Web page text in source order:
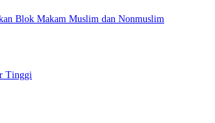
Blok Makam Muslim dan Nonmuslim
Tinggi